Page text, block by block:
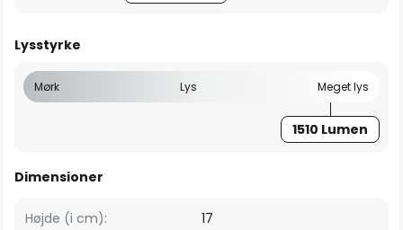
Lysstyrke
Mørk Lys Meget lys
1510 Lumen
Dimensioner
Højde (i cm): 17